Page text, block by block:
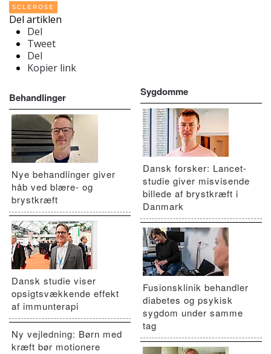
SCLEROSE
Del artiklen
Del
Tweet
Del
Kopier link
Behandlinger
Nye behandlinger giver
håb ved blære- og
brystkræft
Dansk studie viser
opsigtsvækkende effekt
af immunterapi
Ny vejledning: Børn med
kræft bør motionere
Sygdomme
Dansk forsker: Lancet-
studie giver misvisende
billede af brystkræft i
Danmark
Fusionsklinik behandler
diabetes og psykisk
sygdom under samme
tag